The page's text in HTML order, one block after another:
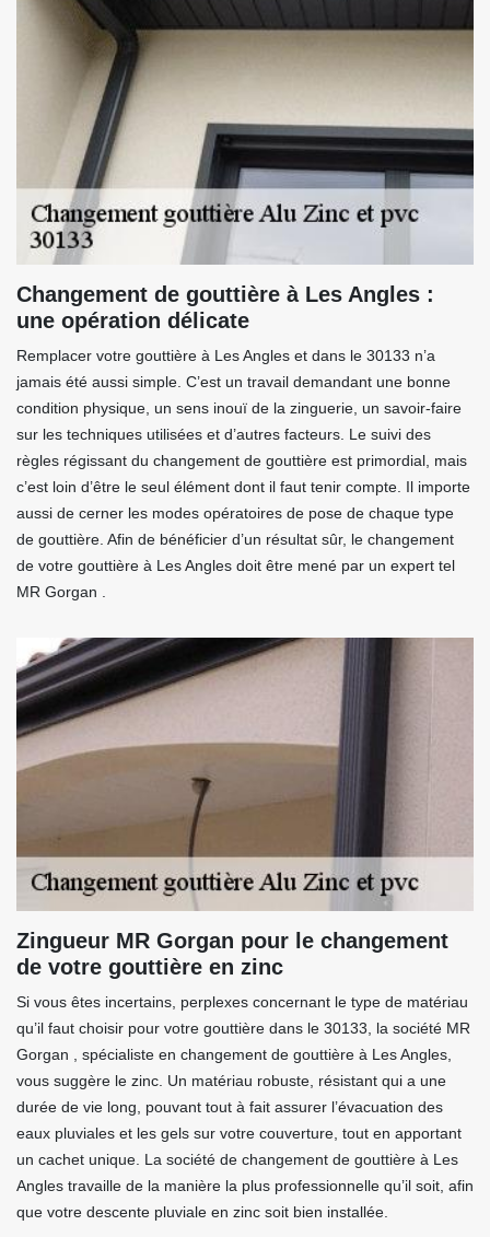
Changement de gouttière à Les Angles :
une opération délicate
Remplacer votre gouttière à Les Angles et dans le 30133 n’a
jamais été aussi simple. C’est un travail demandant une bonne
condition physique, un sens inouï de la zinguerie, un savoir-faire
sur les techniques utilisées et d’autres facteurs. Le suivi des
règles régissant du changement de gouttière est primordial, mais
c’est loin d’être le seul élément dont il faut tenir compte. Il importe
aussi de cerner les modes opératoires de pose de chaque type
de gouttière. Afin de bénéficier d’un résultat sûr, le changement
de votre gouttière à Les Angles doit être mené par un expert tel
MR Gorgan .
Zingueur MR Gorgan pour le changement
de votre gouttière en zinc
Si vous êtes incertains, perplexes concernant le type de matériau
qu’il faut choisir pour votre gouttière dans le 30133, la société MR
Gorgan , spécialiste en changement de gouttière à Les Angles,
vous suggère le zinc. Un matériau robuste, résistant qui a une
durée de vie long, pouvant tout à fait assurer l’évacuation des
eaux pluviales et les gels sur votre couverture, tout en apportant
un cachet unique. La société de changement de gouttière à Les
Angles travaille de la manière la plus professionnelle qu’il soit, afin
que votre descente pluviale en zinc soit bien installée.